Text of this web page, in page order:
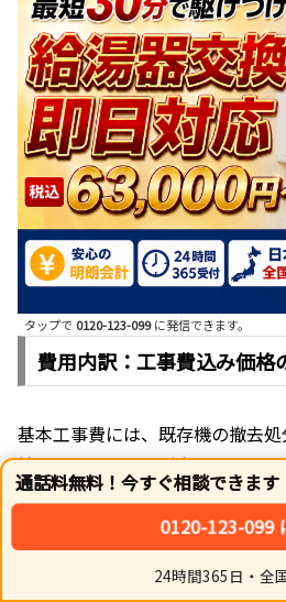
通話料無料！今すぐ相談できます
0120-123-099
24時間365日・全
タップで 0120-123-099に発信できます。
費用内訳：工事費込み価格
基本工事費には、既存機の撤去
続、リモコン設置が含まれます
のは、オイルタンクの新規交換、
し、屋内排気筒の特注加工が必要
弊社では現地調査、または詳細
シェア